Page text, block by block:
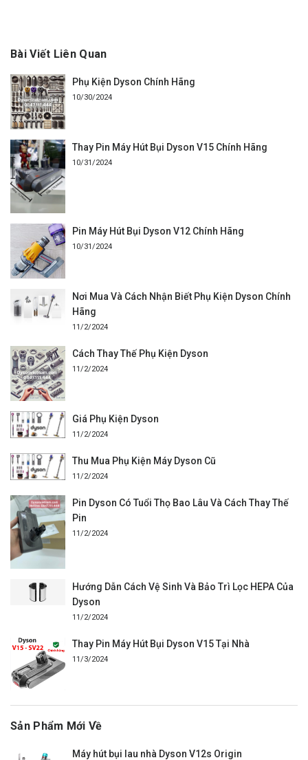
Bài Viết Liên Quan
Phụ Kiện Dyson Chính Hãng
10/30/2024
Thay Pin Máy Hút Bụi Dyson V15 Chính Hãng
10/31/2024
Pin Máy Hút Bụi Dyson V12 Chính Hãng
10/31/2024
Nơi Mua Và Cách Nhận Biết Phụ Kiện Dyson Chính
Hãng
11/2/2024
Cách Thay Thế Phụ Kiện Dyson
11/2/2024
Giá Phụ Kiện Dyson
11/2/2024
Thu Mua Phụ Kiện Máy Dyson Cũ
11/2/2024
Pin Dyson Có Tuổi Thọ Bao Lâu Và Cách Thay Thế
Pin
11/2/2024
Hướng Dẫn Cách Vệ Sinh Và Bảo Trì Lọc HEPA Của
Dyson
11/2/2024
Thay Pin Máy Hút Bụi Dyson V15 Tại Nhà
11/3/2024
Sản Phẩm Mới Về
Máy hút bụi lau nhà Dyson V12s Origin